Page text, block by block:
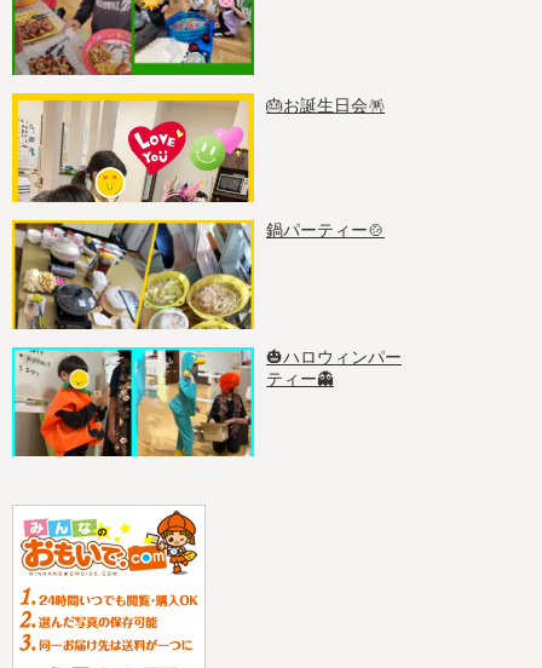
🎂お誕生日会🪅
鍋パーティー🍲
🎃ハロウィンパー
ティー👻